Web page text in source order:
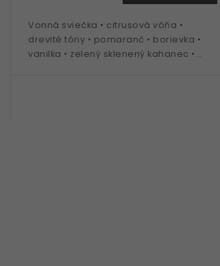
Vonná sviečka • citrusová vôňa •
drevité tóny • pomaranč • borievka •
vanilka • zelený sklenený kahanec •